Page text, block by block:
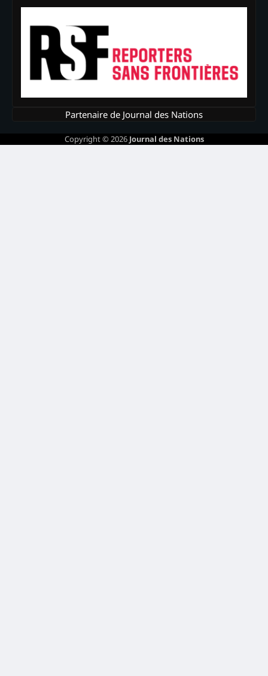
Partenaire de Journal des Nations
Copyright © 2026 Journal des Nations